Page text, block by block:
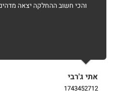
והכי חשוב ההחלקה יצאה
אתי ג'רבי
1743452712